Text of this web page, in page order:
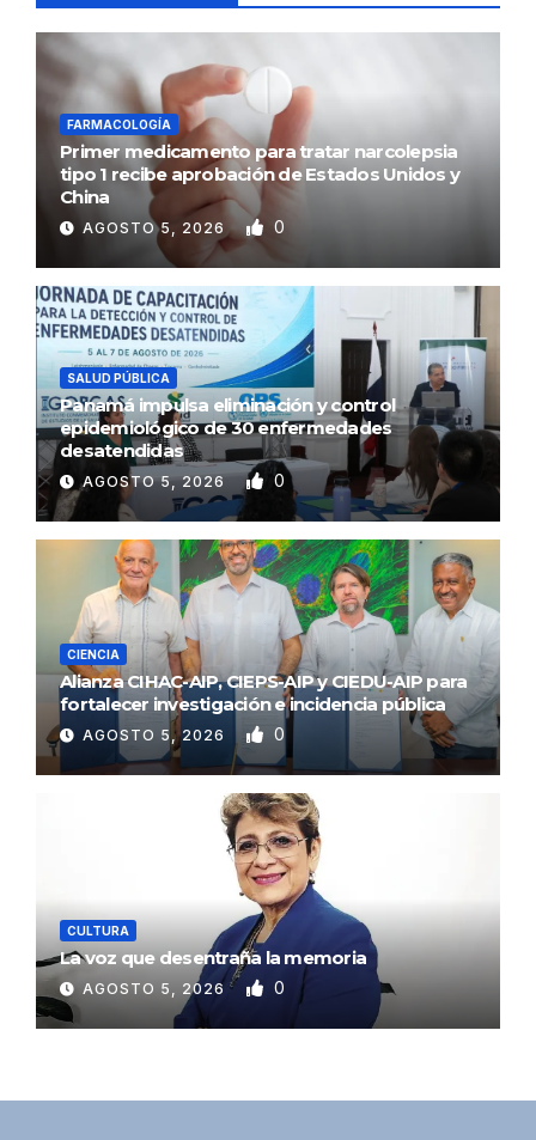
FARMACOLOGÍA
Primer medicamento para tratar narcolepsia
tipo 1 recibe aprobación de Estados Unidos y
China
AGOSTO 5, 2026 0
SALUD PÚBLICA
Panamá impulsa eliminación y control
epidemiológico de 30 enfermedades
desatendidas
AGOSTO 5, 2026 0
CIENCIA
Alianza CIHAC-AIP, CIEPS-AIP y CIEDU-AIP para
fortalecer investigación e incidencia pública
AGOSTO 5, 2026 0
CULTURA
La voz que desentraña la memoria
AGOSTO 5, 2026 0